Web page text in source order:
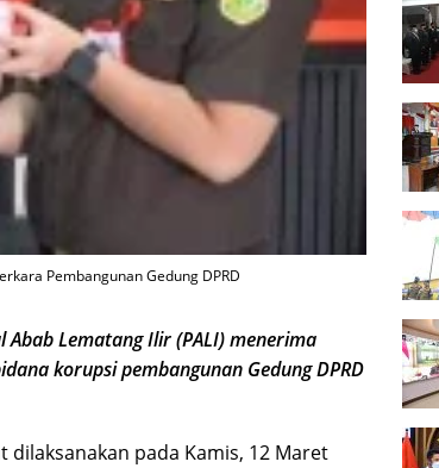
Pembangunan Gedung DPRD
Abab Lematang Ilir (PALI) menerima
korupsi pembangunan Gedung DPRD
pada Kamis, 12 Maret